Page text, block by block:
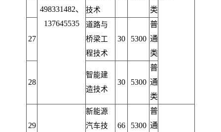
498331482、
137645535
技术
类
27
道路与
桥梁工
程技术
30 5300
普
通
类
28
智能建
造技术
30 5300
普
通
类
29
新能源
汽车技
66 5300
普
通